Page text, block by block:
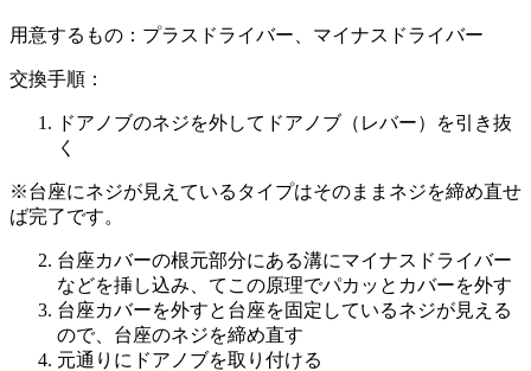
用意するもの：プラスドライバー、マイナスドライバー
交換手順：
ドアノブのネジを外してドアノブ（レバー）を引き抜
く
※台座にネジが見えているタイプはそのままネジを締め直せ
ば完了です。
台座カバーの根元部分にある溝にマイナスドライバー
などを挿し込み、てこの原理でパカッとカバーを外す
台座カバーを外すと台座を固定しているネジが見える
ので、台座のネジを締め直す
元通りにドアノブを取り付ける